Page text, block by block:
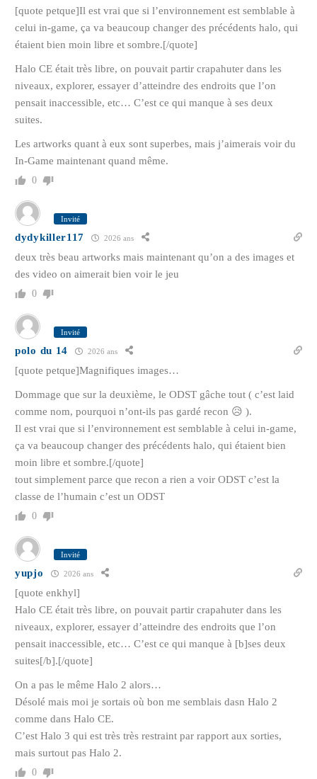
[quote petque]Il est vrai que si l’environnement est semblable à
celui in-game, ça va beaucoup changer des précédents halo, qui
étaient bien moin libre et sombre.[/quote]
Halo CE était très libre, on pouvait partir crapahuter dans les
niveaux, explorer, essayer d’atteindre des endroits que l’on
pensait inaccessible, etc… C’est ce qui manque à ses deux
suites.
Les artworks quant à eux sont superbes, mais j’aimerais voir du
In-Game maintenant quand même.
0
Invité
dydykiller117 2026 ans
deux très beau artworks mais maintenant qu’on a des images et
des video on aimerait bien voir le jeu
0
Invité
polo du 14 2026 ans
[quote petque]Magnifiques images…
Dommage que sur la deuxième, le ODST gâche tout ( c’est laid
comme nom, pourquoi n’ont-ils pas gardé recon 😥 ).
Il est vrai que si l’environnement est semblable à celui in-game,
ça va beaucoup changer des précédents halo, qui étaient bien
moin libre et sombre.[/quote]
tout simplement parce que recon a rien a voir ODST c’est la
classe de l’humain c’est un ODST
0
Invité
yupjo 2026 ans
[quote enkhyl]
Halo CE était très libre, on pouvait partir crapahuter dans les
niveaux, explorer, essayer d’atteindre des endroits que l’on
pensait inaccessible, etc… C’est ce qui manque à [b]ses deux
suites[/b].[/quote]
On a pas le même Halo 2 alors…
Désolé mais moi je sortais où bon me semblais dasn Halo 2
comme dans Halo CE.
C’est Halo 3 qui est très très restraint par rapport aux sorties,
mais surtout pas Halo 2.
0